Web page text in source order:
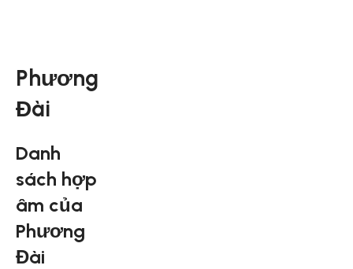
Phương
Đài
Danh
sách hợp
âm của
Phương
Đài